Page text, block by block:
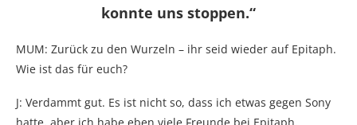
konnte uns stoppen.“
MUM: Zurück zu den Wurzeln – ihr seid wieder auf Epitaph.
Wie ist das für euch?
J: Verdammt gut. Es ist nicht so, dass ich etwas gegen Sony